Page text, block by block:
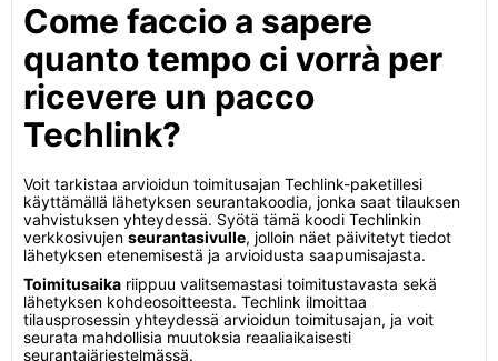
Come faccio a sapere
quanto tempo ci vorrà per
ricevere un pacco
Techlink?
Voit tarkistaa arvioidun toimitusajan Techlink-paketillesi
käyttämällä lähetyksen seurantakoodia, jonka saat tilauksen
vahvistuksen yhteydessä. Syötä tämä koodi Techlinkin
verkkosivujen seurantasivulle, jolloin näet päivitetyt tiedot
lähetyksen etenemisestä ja arvioidusta saapumisajasta.
Toimitusaika riippuu valitsemastasi toimitustavasta sekä
lähetyksen kohdeosoitteesta. Techlink ilmoittaa
tilausprosessin yhteydessä arvioidun toimitusajan, ja voit
seurata mahdollisia muutoksia reaaliaikaisesti
seurantajärjestelmässä.